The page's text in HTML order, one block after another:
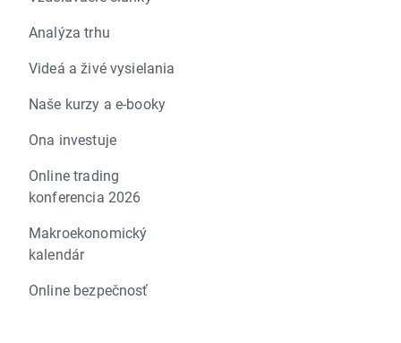
Analýza trhu
Videá a živé vysielania
Naše kurzy a e-booky
Ona investuje
Online trading
konferencia 2026
Makroekonomický
kalendár
Online bezpečnosť